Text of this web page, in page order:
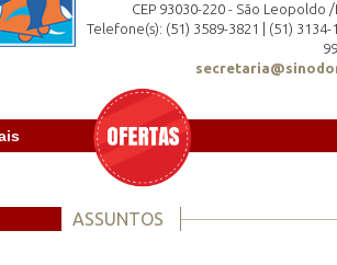
CEP 93030-220 - São Leopoldo /
Telefone(s): (51) 3589-3821 | (51) 3134-
ASSUNTOS